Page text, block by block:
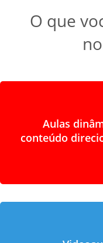
O que
Aulas
conteúdo